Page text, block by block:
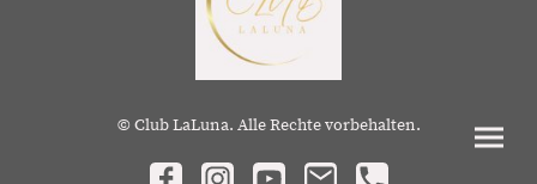
© Club LaLuna. Alle Rechte vorbehalten.